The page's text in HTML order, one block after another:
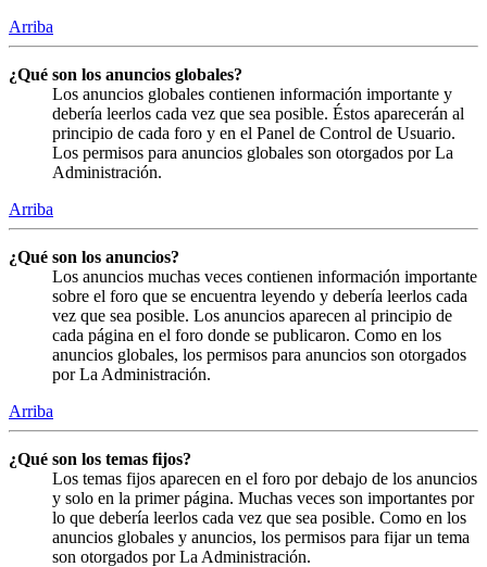
Arriba
¿Qué son los anuncios globales?
Los anuncios globales contienen información importante y
debería leerlos cada vez que sea posible. Éstos aparecerán al
principio de cada foro y en el Panel de Control de Usuario.
Los permisos para anuncios globales son otorgados por La
Administración.
Arriba
¿Qué son los anuncios?
Los anuncios muchas veces contienen información importante
sobre el foro que se encuentra leyendo y debería leerlos cada
vez que sea posible. Los anuncios aparecen al principio de
cada página en el foro donde se publicaron. Como en los
anuncios globales, los permisos para anuncios son otorgados
por La Administración.
Arriba
¿Qué son los temas fijos?
Los temas fijos aparecen en el foro por debajo de los anuncios
y solo en la primer página. Muchas veces son importantes por
lo que debería leerlos cada vez que sea posible. Como en los
anuncios globales y anuncios, los permisos para fijar un tema
son otorgados por La Administración.